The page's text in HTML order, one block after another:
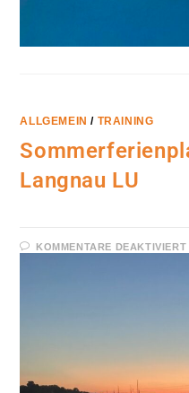
ALLGEMEIN / TRAINING
Langnau LU
KOMMENTARE DEAKTIVIERT